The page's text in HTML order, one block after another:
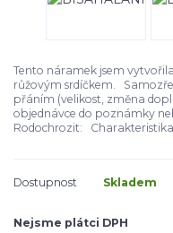
Tento náramek jsem
růžovým srdíčkem.
přáním (velikost, změna
objednávce do poznámky
Rodochrozit:
Dostupnost Skladem
Nejsme plátci DPH